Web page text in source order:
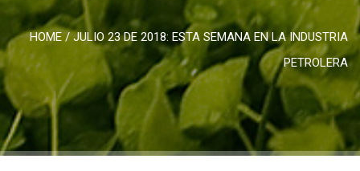
HOME/JULIO 23 DE 2018: ESTA SEMANA EN LA INDUSTRIA
PETROLERA